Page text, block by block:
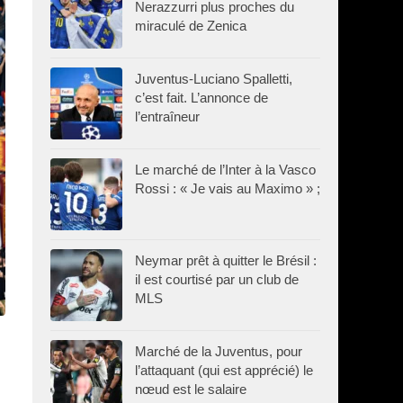
Nerazzurri plus proches du
miraculé de Zenica
Juventus-Luciano Spalletti,
c’est fait. L’annonce de
l’entraîneur
Le marché de l’Inter à la Vasco
Rossi : « Je vais au Maximo » ;
Neymar prêt à quitter le Brésil :
il est courtisé par un club de
MLS
Marché de la Juventus, pour
l’attaquant (qui est apprécié) le
nœud est le salaire